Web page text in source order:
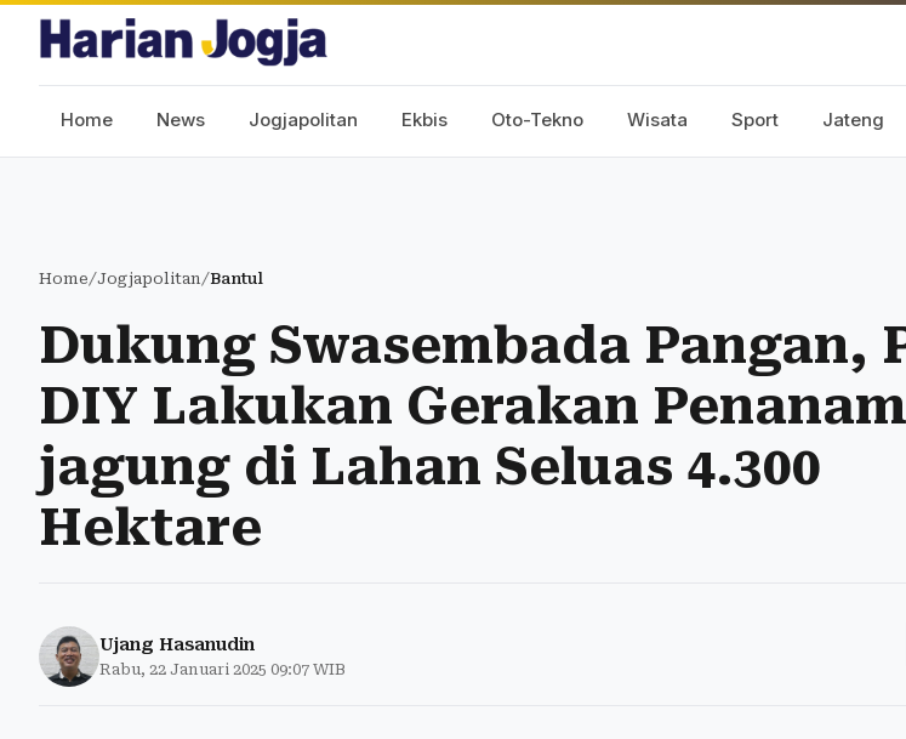
Home News Jogjapolitan Ekbis Oto-Tekno Wisata Sport Jateng
Home/Jogjapolitan/Bantul
Dukung Swasembada Pangan,
DIY Lakukan Gerakan
jagung di Lahan Seluas 4.300
Hektare
Ujang Hasanudin
Rabu, 22 Januari 2025 09:07 WIB